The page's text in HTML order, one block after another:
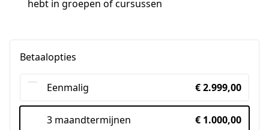
hebt in groepen of cursussen
Betaalopties
Eenmalig € 2.999,00
3 maandtermijnen € 1.000,00